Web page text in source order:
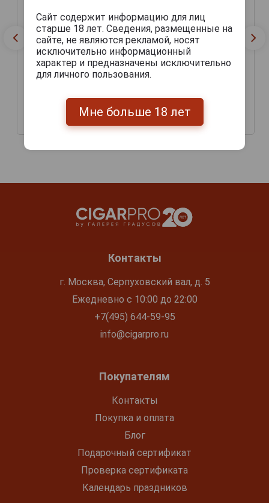
Стаут 0.5л
336 руб.
Пиво Хук Нортон Олд
Хуки 0.5л
360 руб.
Контакты
г. Москва, Серпуховский вал, д. 5
Ежедневно с 10:00 до 22:00
+7(495) 644-59-95
info@cigarpro.ru
Покупателям
Контакты
Покупка и оплата
Блог
Подарочный сертификат
Проверка сертификата
Календарь праздников
Сайт содержит информацию для лиц
старше 18 лет. Сведения, размещенные на
сайте, не являются рекламой, носят
исключительно информационный
характер и предназначены исключительно
для личного пользования.
Мне больше 18 лет